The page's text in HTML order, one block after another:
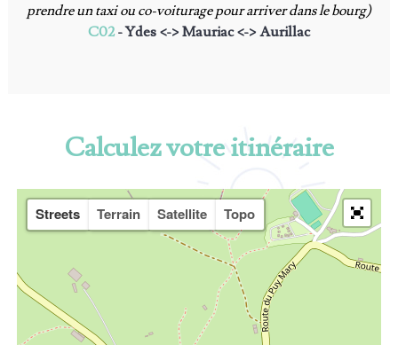
prendre un taxi ou co-voiturage pour arriver dans le bourg)
C02 - Ydes <-> Mauriac <-> Aurillac
Calculez votre itinéraire
Streets Terrain Satellite Topo